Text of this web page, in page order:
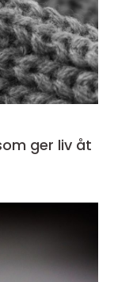
ger liv åt